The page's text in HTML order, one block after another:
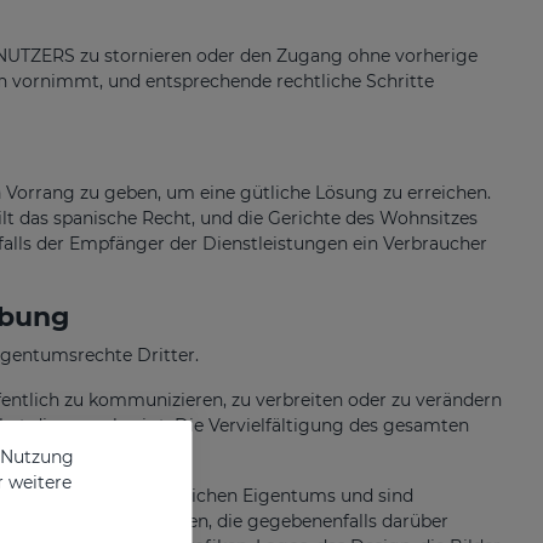
zu stornieren oder den Zugang ohne vorherige
vornimmt, und entsprechende rechtliche Schritte
Vorrang zu geben, um eine gütliche Lösung zu erreichen.
das spanische Recht, und die Gerichte des Wohnsitzes
der Empfänger der Dienstleistungen ein Verbraucher
Dritter.
zu kommunizieren, zu verbreiten oder zu verändern
dies genehmigt. Die Vervielfältigung des gesamten
und gewerblichen Eigentums und sind
juristischen Personen, die gegebenenfalls darüber
weitere